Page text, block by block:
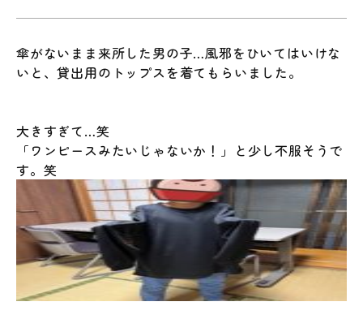
傘がないまま来所した男の子…風邪をひいてはいけな
いと、貸出用のトップスを着てもらいました。
大きすぎて…笑
「ワンピースみたいじゃないか！」と少し不服そうで
す。笑